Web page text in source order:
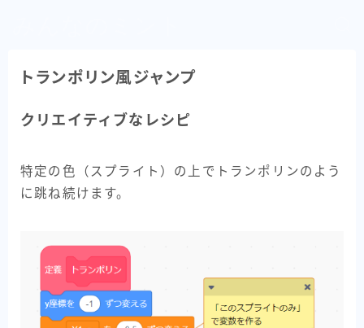
トランポリン風ジャンプ
クリエイティブなレシピ
特定の色（スプライト）の上でトランポリンのよう
に跳ね続けます。